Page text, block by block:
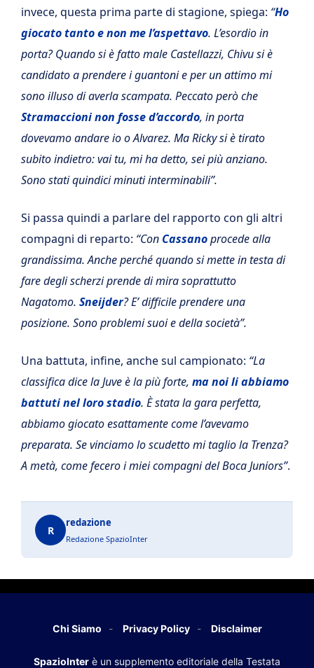
invece, questa prima parte di stagione, spiega: “Ho
giocato tanto e non me l’aspettavo. L’esordio in
porta? Quando si è fatto male Castellazzi, Chivu si è
candidato a prendere i guantoni e per un attimo mi
sono illuso di averla scampata. Peccato però che
Stramaccioni non fosse d’accordo, in porta
dovevamo andare io o Alvarez. Ma Ricky si è tirato
subito indietro: vai tu, mi ha detto, sei più anziano.
Sono stati quindici minuti interminabili”.
Si passa quindi a parlare del rapporto con gli altri
compagni di reparto: “Con Cassanoprocede alla
grandissima. Anche perché quando si mette in testa di
fare degli scherzi prende di mira soprattutto
Nagatomo. Sneijder? E’ difficile prendere una
posizione. Sono problemi suoi e della società”.
Una battuta, infine, anche sul campionato: “La
classifica dice la Juve è la più forte, ma noi li abbiamo
battuti nel loro stadio. È stata la gara perfetta,
abbiamo giocato esattamente come l’avevamo
preparata. Se vinciamo lo scudetto mi taglio la Trenza?
A metà, come fecero i miei compagni del Boca Juniors”.
R
redazione
Redazione SpazioInter
Chi Siamo Privacy Policy Disclaimer
SpazioInter è un supplemento editoriale della Testata